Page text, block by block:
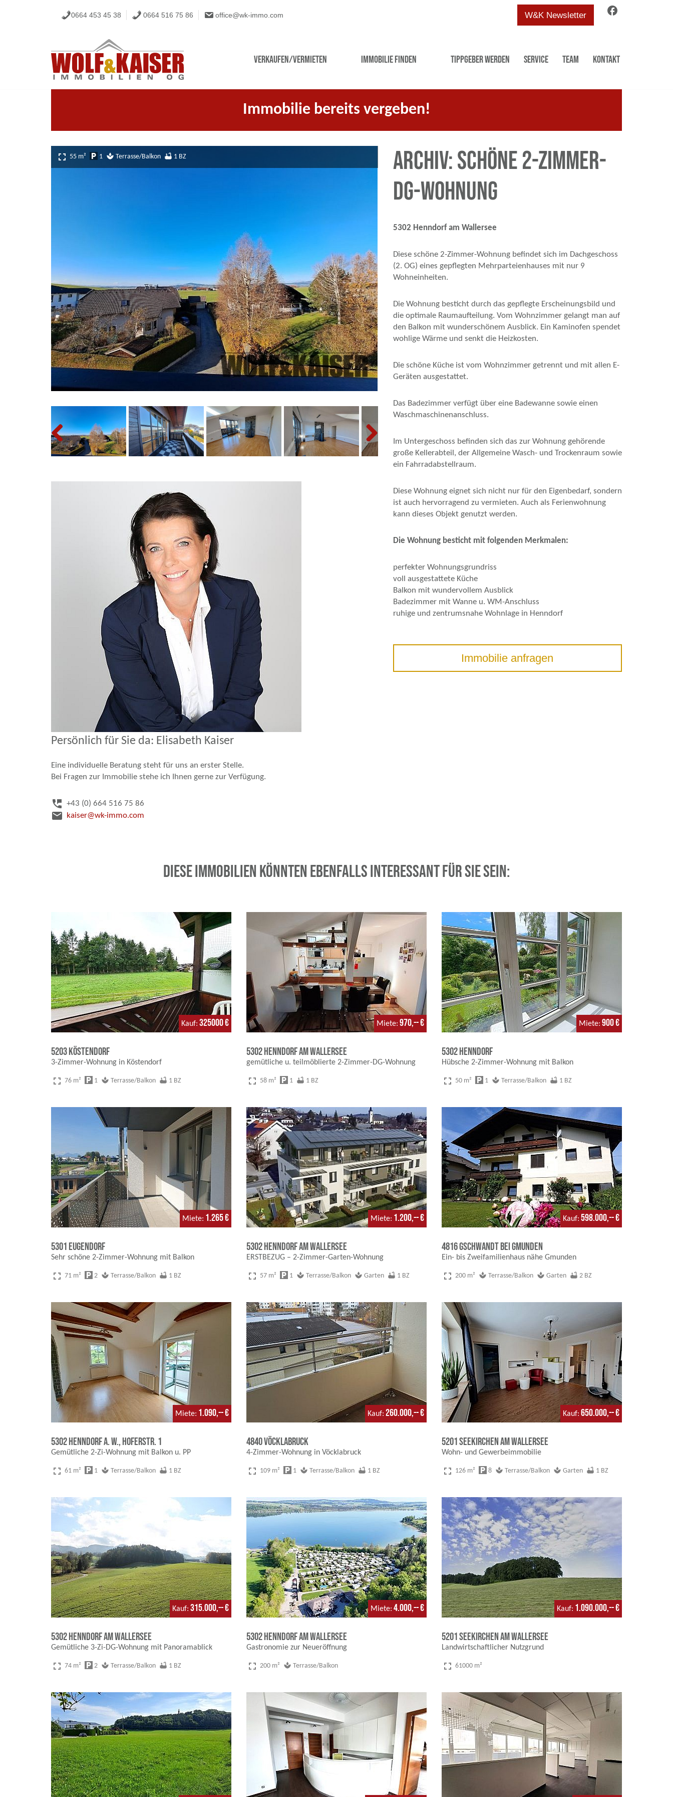
0664 453 45 38 0664 516 75 86 office@wk-immo.com W&K Newsletter facebook
Verkaufen/Vermieten Immobilie finden Tippgeber werden Service Team Kontakt
Immobilie bereits vergeben!
fullscreen 55 m² local_parking 1 spa Terrasse/Balkon bathtub 1 BZ
Previous Next
Persönlich für Sie da: Elisabeth Kaiser
Eine individuelle Beratung steht für uns an erster Stelle.
Bei Fragen zur Immobilie stehe ich Ihnen gerne zur Verfügung.
perm_phone_msg +43 (0) 664 516 75 86
email kaiser@wk-immo.com
ARCHIV: Schöne 2-Zimmer-
DG-Wohnung
5302 Henndorf am Wallersee
Diese schöne 2-Zimmer-Wohnung befindet sich im Dachgeschoss
(2. OG) eines gepflegten Mehrparteienhauses mit nur 9
Wohneinheiten.
Die Wohnung besticht durch das gepflegte Erscheinungsbild und
die optimale Raumaufteilung. Vom Wohnzimmer gelangt man auf
den Balkon mit wunderschönem Ausblick. Ein Kaminofen spendet
wohlige Wärme und senkt die Heizkosten.
Die schöne Küche ist vom Wohnzimmer getrennt und mit allen E-
Geräten ausgestattet.
Das Badezimmer verfügt über eine Badewanne sowie einen
Waschmaschinenanschluss.
Im Untergeschoss befinden sich das zur Wohnung gehörende
große Kellerabteil, der Allgemeine Wasch- und Trockenraum sowie
ein Fahrradabstellraum.
Diese Wohnung eignet sich nicht nur für den Eigenbedarf, sondern
ist auch hervorragend zu vermieten. Auch als Ferienwohnung
kann dieses Objekt genutzt werden.
Die Wohnung besticht mit folgenden Merkmalen:
perfekter Wohnungsgrundriss
voll ausgestattete Küche
Balkon mit wundervollem Ausblick
Badezimmer mit Wanne u. WM-Anschluss
ruhige und zentrumsnahe Wohnlage in Henndorf
Immobilie anfragen
Diese Immobilien könnten ebenfalls interessant für Sie sein:
Kauf 325000 €
5203 Köstendorf
3-Zimmer-Wohnung in Köstendorf
fullscreen 76 m² local_parking 1 spa Terrasse/Balkon bathtub 1 BZ
Miete 970,-- €
5302 Henndorf am Wallersee
gemütliche u. teilmöblierte 2-Zimmer-DG-Wohnung
fullscreen 58 m² local_parking 1 bathtub 1 BZ
Miete 900 €
5302 Henndorf
Hübsche 2-Zimmer-Wohnung mit Balkon
fullscreen 50 m² local_parking 1 spa Terrasse/Balkon bathtub 1 BZ
Miete 1.265 €
5301 Eugendorf
Sehr schöne 2-Zimmer-Wohnung mit Balkon
fullscreen 71 m² local_parking 2 spa Terrasse/Balkon bathtub 1 BZ
Miete 1.200,-- €
5302 Henndorf am Wallersee
ERSTBEZUG – 2-Zimmer-Garten-Wohnung
fullscreen 57 m² local_parking 1 spa Terrasse/Balkon spa Garten bathtub 1 BZ
Kauf 598.000,-- €
4816 Gschwandt bei Gmunden
Ein- bis Zweifamilienhaus nähe Gmunden
fullscreen 200 m² spa Terrasse/Balkon spa Garten bathtub 2 BZ
Miete 1.090,-- €
5302 Henndorf a. W., Hoferstr. 1
Gemütliche 2-Zi-Wohnung mit Balkon u. PP
fullscreen 61 m² local_parking 1 spa Terrasse/Balkon bathtub 1 BZ
Kauf 260.000,-- €
4840 Vöcklabruck
4-Zimmer-Wohnung in Vöcklabruck
fullscreen 109 m² local_parking 1 spa Terrasse/Balkon bathtub 1 BZ
Kauf 650.000,-- €
5201 Seekirchen am Wallersee
Wohn- und Gewerbeimmobilie
fullscreen 126 m² local_parking 8 spa Terrasse/Balkon spa Garten bathtub 1 BZ
Kauf 315.000,-- €
5302 Henndorf am Wallersee
Gemütliche 3-Zi-DG-Wohnung mit Panoramablick
fullscreen 74 m² local_parking 2 spa Terrasse/Balkon bathtub 1 BZ
Miete 4.000,-- €
5302 Henndorf am Wallersee
Gastronomie zur Neueröffnung
fullscreen 200 m² spa Terrasse/Balkon
Kauf 1.090.000,-- €
5201 Seekirchen am Wallersee
Landwirtschaftlicher Nutzgrund
fullscreen 61000 m²